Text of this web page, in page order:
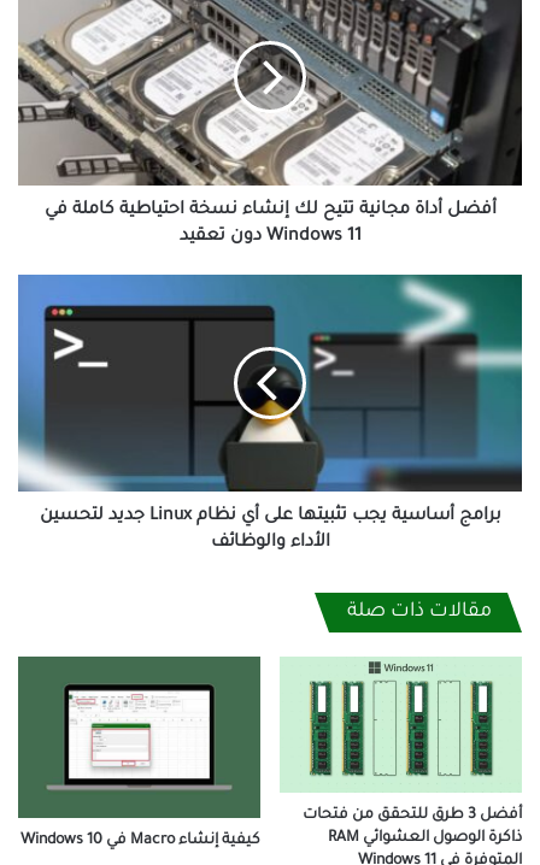
مجانية
إنشاء
احتياطية
أفضل أداة مجانية تتيح لك إنشاء نسخة احتياطية كاملة في
Windows 11 دون تعقيد
تثبيتها
Linux
لتحسين
برامج أساسية يجب تثبيتها على أي نظام Linux جديد لتحسين
الأداء والوظائف
مقالات ذات صلة
أفضل 3 طرق للتحقق من فتحات
ذاكرة الوصول العشوائي RAM
المتوفرة في Windows 11
كيفية إنشاء Macro في Windows 10